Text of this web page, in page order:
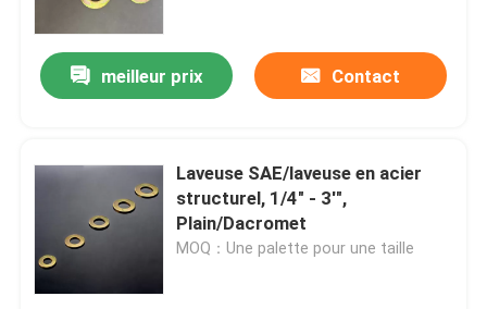
meilleur prix Contact
Laveuse SAE/laveuse en acier
structurel, 1/4" - 3'",
Plain/Dacromet
MOQ：Une palette pour une taille